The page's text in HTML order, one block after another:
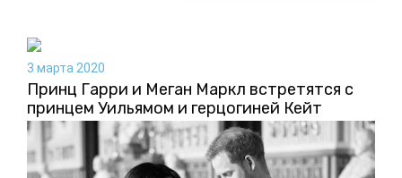
3 марта 2020
Принц Гарри и Меган Маркл встретятся с
принцем Уильямом и герцогиней Кейт